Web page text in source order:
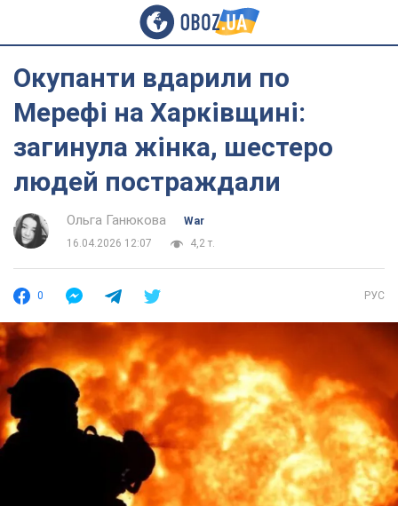
Окупанти вдарили по
Мерефі на Харківщині:
загинула жінка, шестеро
людей постраждали
Ольга Ганюкова
War
16.04.2026 12:07
4,2 т.
0 РУС